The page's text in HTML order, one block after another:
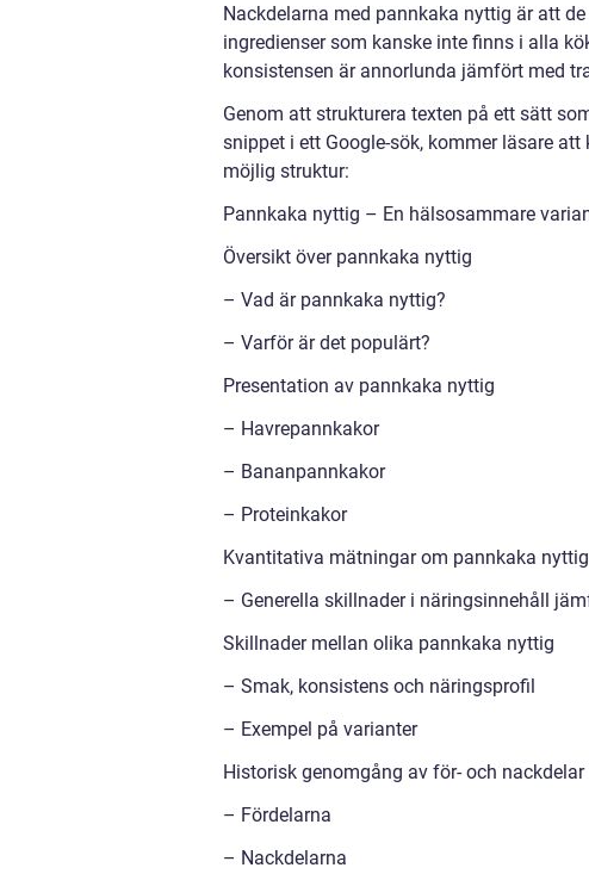
Nackdelarna med pannkaka nyttig är att
ingredienser som kanske inte finns i alla
konsistensen är annorlunda jämfört med
Genom att strukturera texten på ett sätt
snippet i ett Google-sök, kommer läsare
möjlig struktur:
Pannkaka nyttig – En hälsosammare
Översikt över pannkaka nyttig
– Vad är pannkaka nyttig?
– Varför är det populärt?
Presentation av pannkaka nyttig
– Havrepannkakor
– Bananpannkakor
– Proteinkakor
Kvantitativa mätningar om pannkaka nyttig
– Generella skillnader i näringsinnehåll
Skillnader mellan olika pannkaka nyttig
– Smak, konsistens och näringsprofil
– Exempel på varianter
Historisk genomgång av för- och
– Fördelarna
– Nackdelarna